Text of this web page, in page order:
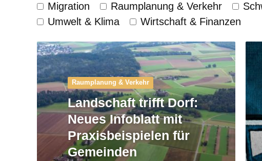
Migration
Raumplanung & Verkehr
Umwelt & Klima
Wirtschaft & Finanzen
Raumplanung & Verkehr
Landschaft trifft Dorf:
Neues Infoblatt mit
Praxisbeispielen für
Gemeinden